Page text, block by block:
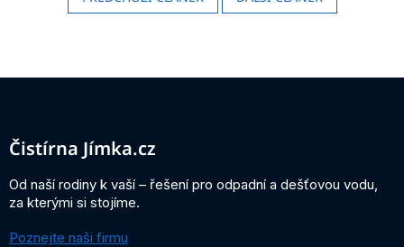
Z
Čistírna Jímka.cz
Od naší rodiny k vaší – řešení pro odpadní a dešťovou vodu,
za kterými si stojíme.
Poznejte naši firmu